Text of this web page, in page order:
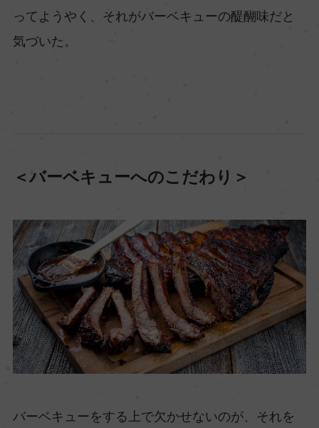
ってようやく、それがバーベキューの醍醐味だと
気づいた。
＜バーベキューへのこだわり＞
バーベキューをする上で欠かせないのが、それを